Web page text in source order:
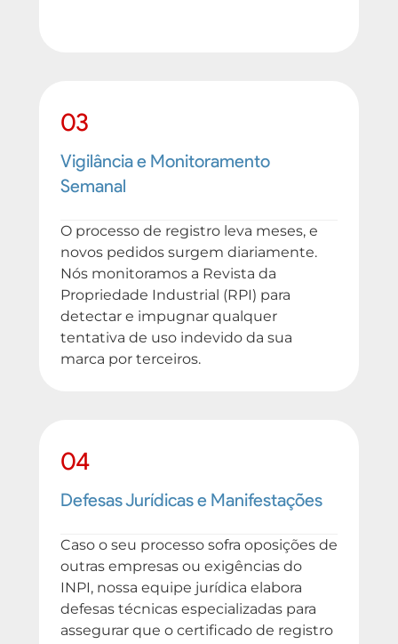
03
Vigilância e Monitoramento
Semanal
O processo de registro leva meses, e
novos pedidos surgem diariamente.
Nós monitoramos a Revista da
Propriedade Industrial (RPI) para
detectar e impugnar qualquer
tentativa de uso indevido da sua
marca por terceiros.
04
Defesas Jurídicas e Manifestações
Caso o seu processo sofra oposições de
outras empresas ou exigências do
INPI, nossa equipe jurídica elabora
defesas técnicas especializadas para
assegurar que o certificado de registro